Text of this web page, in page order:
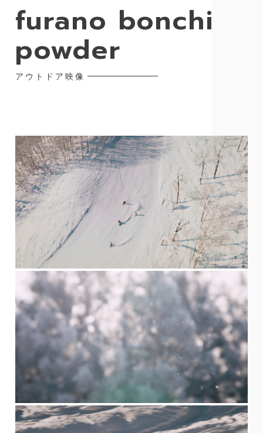
furano bonchi
powder
アウトドア映像